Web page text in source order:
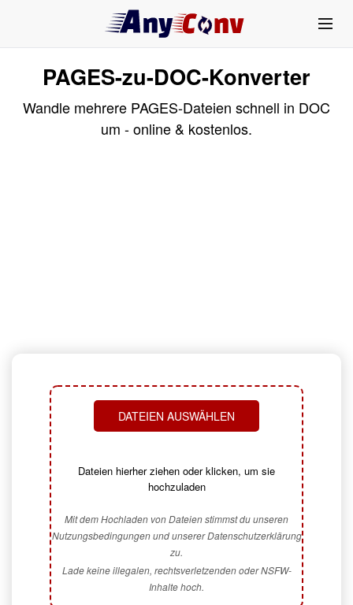
PAGES-zu-DOC-Konverter
Wandle mehrere PAGES-Dateien schnell in DOC
um - online & kostenlos.
DATEIEN AUSWÄHLEN
Dateien hierher ziehen oder klicken, um sie
hochzuladen
Mit dem Hochladen von Dateien stimmst du unseren
Nutzungsbedingungen und unserer Datenschutzerklärung
zu.
Lade keine illegalen, rechtsverletzenden oder NSFW-
Inhalte hoch.